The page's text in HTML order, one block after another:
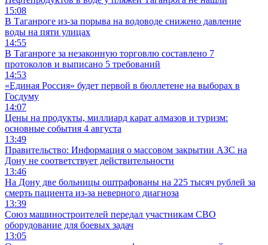
15:08
В Таганроге из-за порыва на водоводе снижено давление
воды на пяти улицах
14:55
В Таганроге за незаконную торговлю составлено 7
протоколов и выписано 5 требований
14:53
«Единая Россия» будет первой в бюллетене на выборах в
Госдуму
14:07
Цены на продукты, миллиард карат алмазов и туризм:
основные события 4 августа
13:49
Правительство: Информация о массовом закрытии АЗС на
Дону не соответствует действительности
13:46
На Дону две больницы оштрафованы на 225 тысяч рублей за
смерть пациента из-за неверного диагноза
13:39
Союз машиностроителей передал участникам СВО
оборудование для боевых задач
13:05